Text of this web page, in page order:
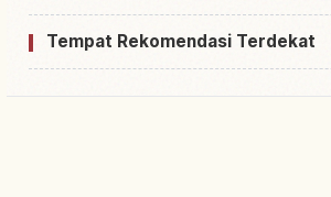
Tempat Rekomendasi Terdekat